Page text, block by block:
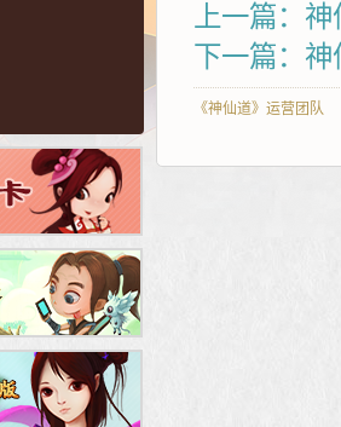
上一篇：
下一篇：
《神仙道》运营团队